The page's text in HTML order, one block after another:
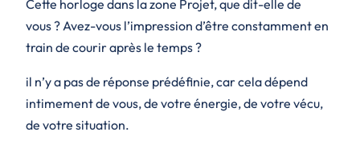
Cette horloge dans la zone Projet, que dit-elle de
vous ? Avez-vous l’impression d’être constamment en
train de courir après le temps ?
il n’y a pas de réponse prédéfinie, car cela dépend
intimementde vous, de votre énergie, de votre vécu,
de votre situation.